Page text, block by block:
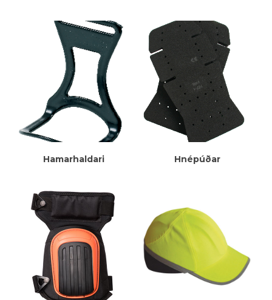
Meiri Upplýsingar
Hamarhaldari Meiri Upplýsingar
Hnépúðar